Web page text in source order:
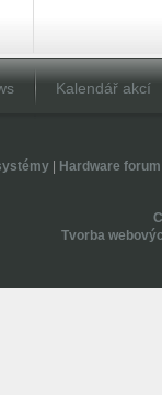
Kalendář akcí
| Hardware forum
Tvorba